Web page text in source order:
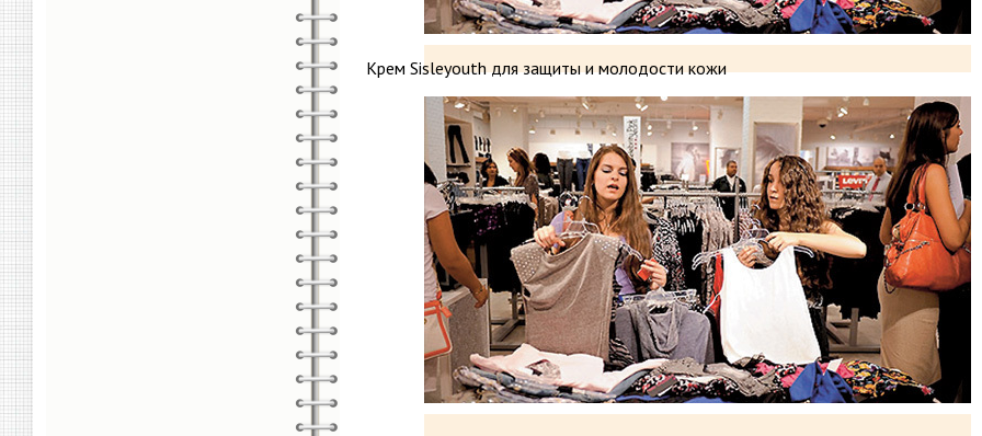
Крем Sisleyouth для защиты и молодости кожи